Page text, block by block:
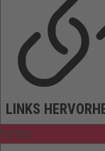
LINKS
Farben